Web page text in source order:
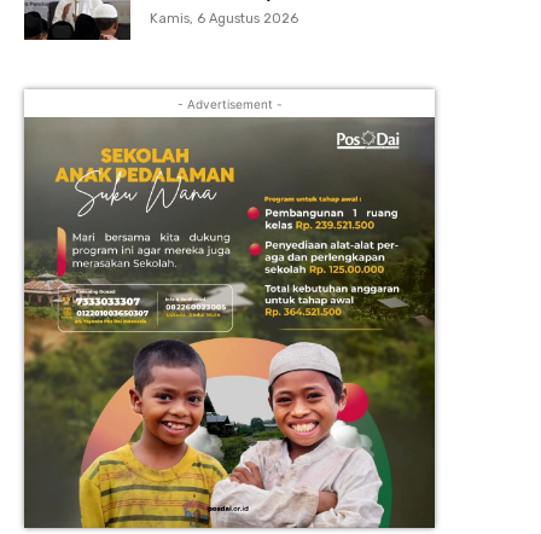
Kamis, 6 Agustus 2026
- Advertisement -